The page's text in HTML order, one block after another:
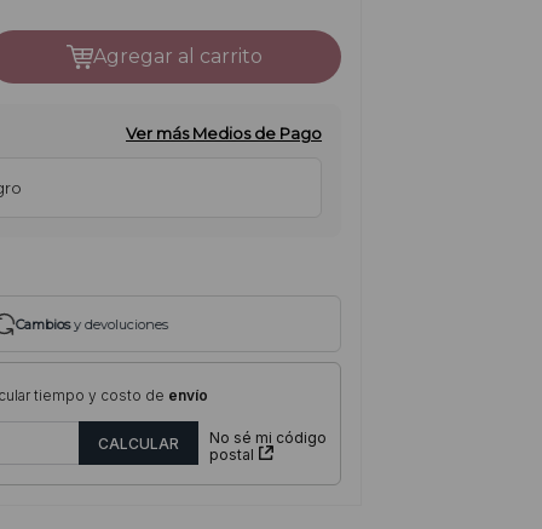
agregar al carrito
Ver más Medios de Pago
Cambiosy devoluciones
tiempo y costo de envío
No sé mi código
postal